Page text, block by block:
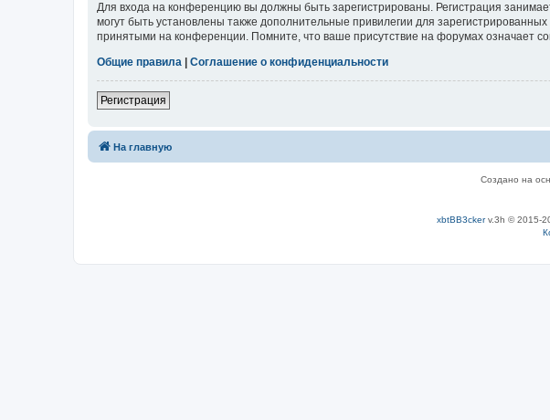
Для входа на конференцию вы должны быть зарегистрированы. Регистрация
могут быть установлены также дополнительные привилегии для
принятыми на конференции. Помните, что ваше присутствие на форумах означает
Общие правила
Соглашение о конфиденциальности
Регистрация
На главную
Создано на
xbtBB3ckerv.3h © 2015-